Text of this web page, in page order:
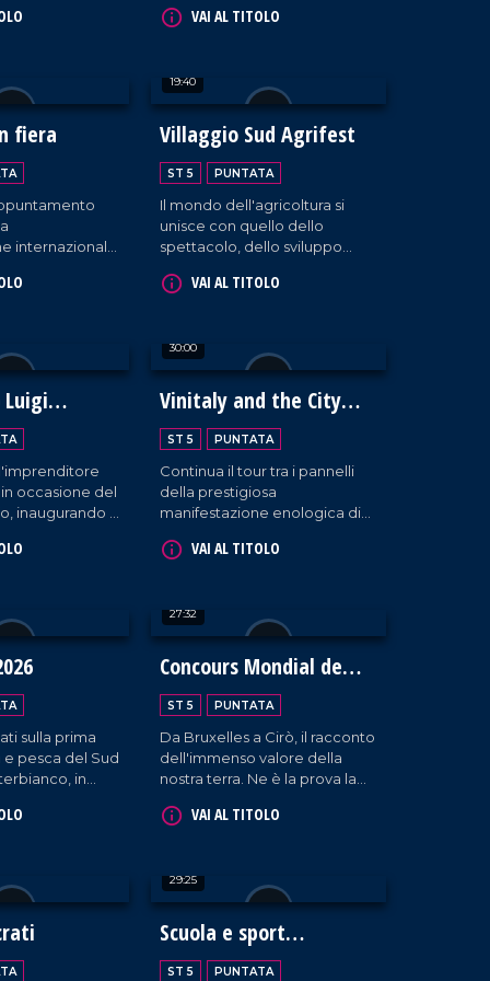
l'iniziativa
della
come
e valore
culturale,
'Sun Spirit'.
VAI AL TITOLO
fiera
internazionale
19:40
Villaggio Sud Agrifest
ST 5 PUNTATA
Il mondo dell'agricoltura si
unisce con quello dello
spettacolo, dello sviluppo
etico, dando vita a un grande
VAI AL TITOLO
occasione del
inaugurando il
30:00
Vinitaly and the City
Parte II
ST 5 PUNTATA
Continua il tour tra i pannelli
della prestigiosa
manifestazione enologica di
interviste formative,
VAI AL TITOLO
sulla prima
pesca del Sud
in
27:32
Concours Mondial de
Bruxelles
ST 5 PUNTATA
Da Bruxelles a Cirò, il racconto
dell'immenso valore della
nostra terra. Ne è la prova la
del "Concours Mondial de
visto la partecipazione di 20
Paesi, oltre 100 etichette e i
palati più esperti al mondo.
VAI AL TITOLO
29:25
Scuola e sport
incontrano
ST 5 PUNTATA